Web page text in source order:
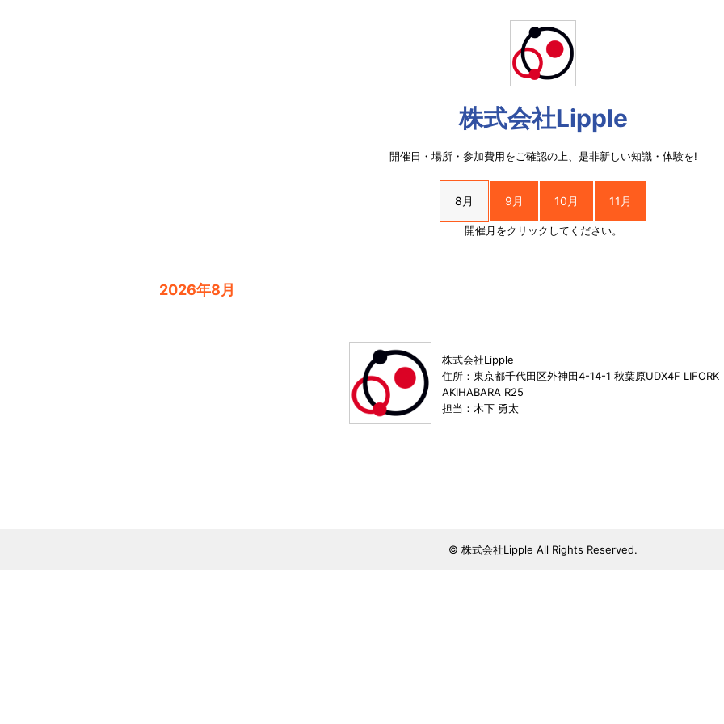
株式会社Lipple
開催日・場所・参加費用をご確認の上、是非新しい知識・体験を!
8月 9月 10月 11月
開催月をクリックしてください。
2026年8月
株式会社Lipple
住所：東京都千代田区外神田4-14-1 秋葉原UDX4F LIFORK
AKIHABARA R25
担当：木下 勇太
© 株式会社Lipple All Rights Reserved.